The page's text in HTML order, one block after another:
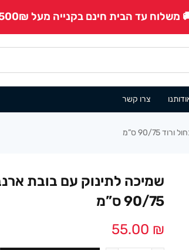
משלוח עד הבית חינם בקנייה מעל 500₪!
צרו קשר
75 ס”מ
שמיכה לתינוק עם בובת
90/75 ס”מ
55.00 ₪